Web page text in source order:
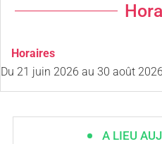
Horaires
Du 21 juin 2026 au 30 août 2026
A LIEU